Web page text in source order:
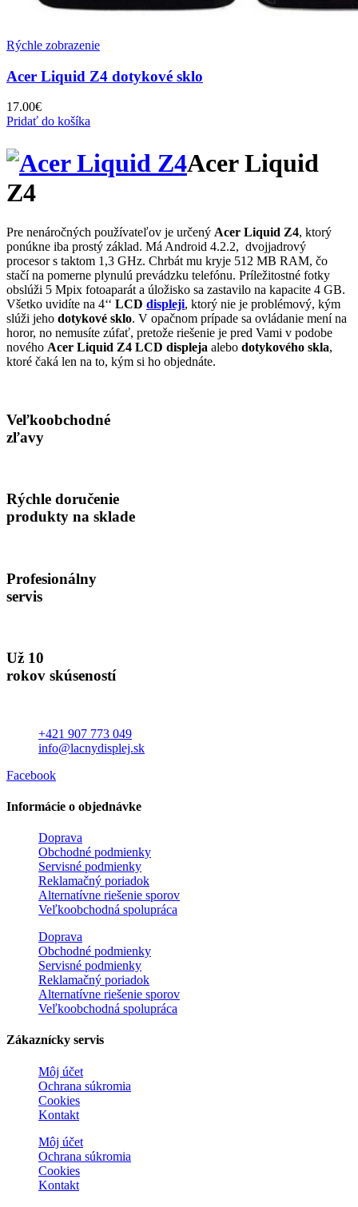
Rýchle zobrazenie
Acer Liquid Z4 dotykové sklo
17.00€
Pridať do košíka
Acer Liquid
Z4
Pre nenáročných používateľov je určený Acer Liquid Z4, ktorý
ponúkne iba prostý základ. Má Android 4.2.2, dvojjadrový
procesor s taktom 1,3 GHz. Chrbát mu kryje 512 MB RAM, čo
stačí na pomerne plynulú prevádzku telefónu. Príležitostné fotky
obslúži 5 Mpix fotoaparát a úložisko sa zastavilo na kapacite 4 GB.
Všetko uvidíte na 4‘‘ LCD displeji, ktorý nie je problémový, kým
slúži jeho dotykové sklo. V opačnom prípade sa ovládanie mení na
horor, no nemusíte zúfať, pretože riešenie je pred Vami v podobe
nového Acer Liquid Z4 LCD displeja alebo dotykového skla,
ktoré čaká len na to, kým si ho objednáte.
Veľkoobchodné
zľavy
Rýchle doručenie
produkty na sklade
Profesionálny
servis
Už 10
rokov skúseností
+421 907 773 049
info@lacnydisplej.sk
Facebook
Informácie o objednávke
Doprava
Obchodné podmienky
Servisné podmienky
Reklamačný poriadok
Alternatívne riešenie sporov
Veľkoobchodná spolupráca
Doprava
Obchodné podmienky
Servisné podmienky
Reklamačný poriadok
Alternatívne riešenie sporov
Veľkoobchodná spolupráca
Zákaznícky servis
Môj účet
Ochrana súkromia
Cookies
Kontakt
Môj účet
Ochrana súkromia
Cookies
Kontakt